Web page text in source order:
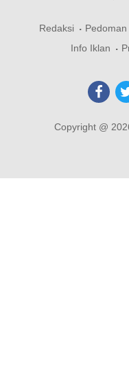
Redaksi
Info Iklan
Copyright @